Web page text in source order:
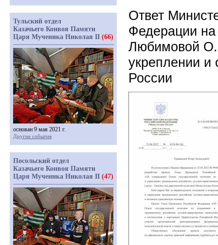
Ответ
Федерации на
Любимовой
укреплении и
России
Тульский отдел
Казачьего Конвоя Памяти
Царя Мученика Николая II (66)
основан 9 мая 2021 г.
Другие события
Посольский отдел
Казачьего Конвоя Памяти
Царя Мученика Николая II (47)